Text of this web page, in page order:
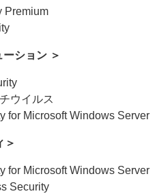
Premium
ーション ＞
ウイルス
for Microsoft Windows Server
＞
for Microsoft Windows Server
Security